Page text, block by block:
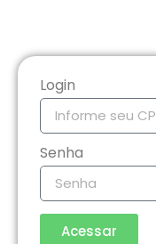
Login
Senha
Acessar